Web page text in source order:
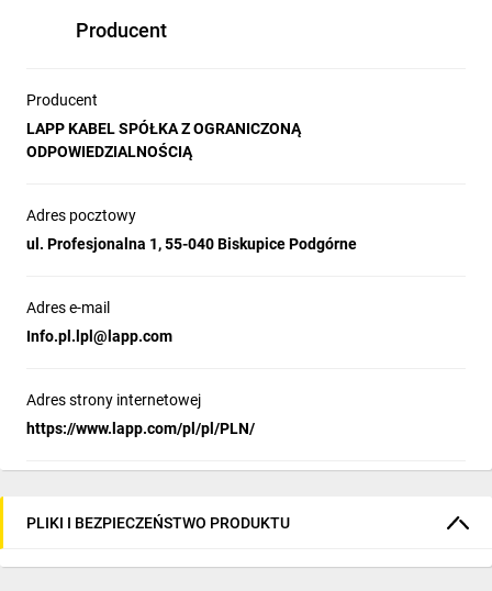
Producent
Producent
LAPP KABEL SPÓŁKA Z OGRANICZONĄ
ODPOWIEDZIALNOŚCIĄ
Adres pocztowy
ul. Profesjonalna 1, 55-040 Biskupice Podgórne
Adres e-mail
Info.pl.lpl@lapp.com
Adres strony internetowej
https://www.lapp.com/pl/pl/PLN/
PLIKI I BEZPIECZEŃSTWO PRODUKTU